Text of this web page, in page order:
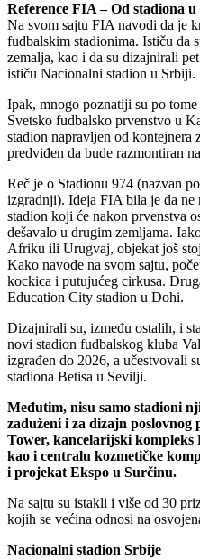
Reference FIA – Od stadiona
Na svom sajtu FIA navodi da je
fudbalskim stadionima. Ističu da
zemalja, kao i da su dizajnirali
ističu Nacionalni stadion u Srbiji.
Ipak, mnogo poznatiji su po
Svetsko fudbalsko prvenstvo u
stadion napravljen od kontejnera
predviđen da bude razmontiran
Reč je o Stadionu 974 (nazvan
izgradnji). Ideja FIA bila je da ne
stadion koji će nakon prvenstva
dešavalo u drugim zemljama.
Afriku ili Urugvaj, objekat još
Kako navode na svom sajtu,
kockica i putujućeg cirkusa.
Education City stadion u Dohi.
Dizajnirali su, između ostalih, i
novi stadion fudbalskog kluba
izgrađen do 2026, a učestvovali
stadiona Betisa u Sevilji.
Međutim, nisu samo stadioni
zaduženi i za dizajn
Tower, kancelarijski kompleks
kao i centralu kozmetičke
i projekat Ekspo u Surčinu.
Na sajtu su istakli i više od 30
kojih se većina odnosi na
Nacionalni stadion Srbije